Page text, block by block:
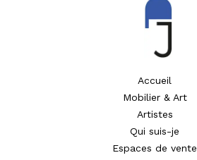
Accueil
Mobilier & Art
Artistes
Qui suis-je
Espaces de vente